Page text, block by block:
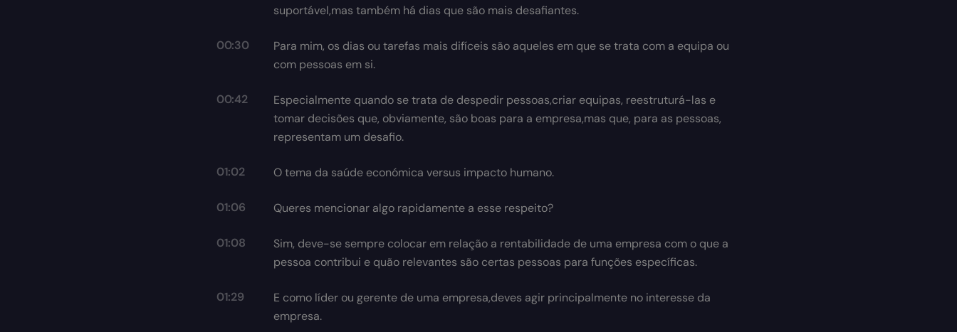
suportável,mas também há dias que são mais desafiantes.
00:30
Para mim, os dias ou tarefas mais difíceis são aqueles em que se trata com a equipa ou
com pessoas em si.
00:42
Especialmente quando se trata de despedir pessoas,criar equipas, reestruturá-las e
tomar decisões que, obviamente, são boas para a empresa,mas que, para as pessoas,
representam um desafio.
01:02 O tema da saúde económica versus impacto humano.
01:06 Queres mencionar algo rapidamente a esse respeito?
01:08
Sim, deve-se sempre colocar em relação a rentabilidade de uma empresa com o que a
pessoa contribui e quão relevantes são certas pessoas para funções específicas.
01:29
E como líder ou gerente de uma empresa,deves agir principalmente no interesse da
empresa.